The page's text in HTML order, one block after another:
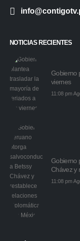
NOTICIAS RECIENTES
Gobierno
viernes
11:08 pm
Gobierno
Chávez y
11:08 pm